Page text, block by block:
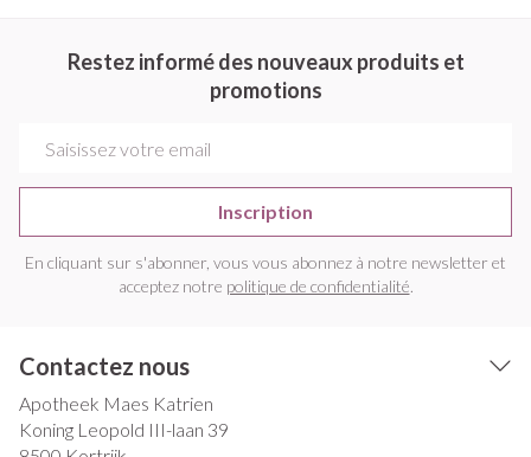
Restez informé des nouveaux produits et
promotions
Inscription
En cliquant sur s'abonner, vous vous abonnez à notre newsletter et
acceptez notre politique de confidentialité.
Contactez nous
Apotheek Maes Katrien
Koning Leopold III-laan 39